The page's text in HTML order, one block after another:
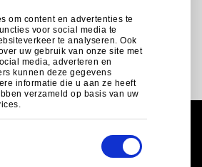
om content en advertenties te
voor social media te
te analyseren. Ook
uw gebruik van onze site met
media, adverteren en
kunnen deze gegevens
informatie die u aan ze heeft
verzameld op basis van uw
+32 (0)3 2808016 (B)